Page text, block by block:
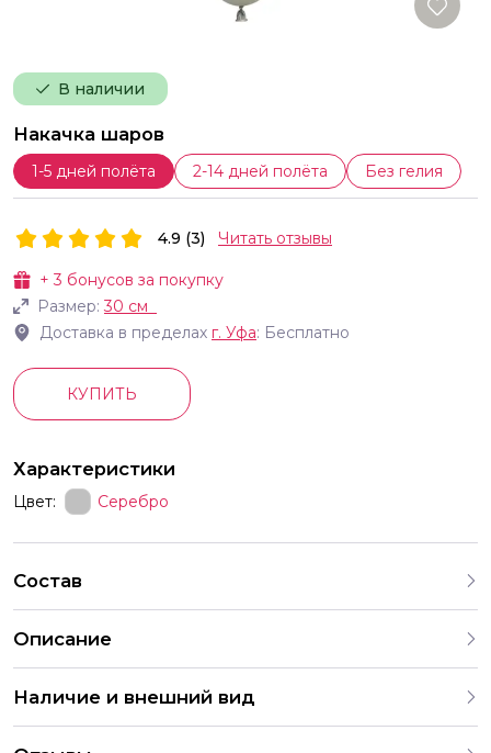
В наличии
Накачка шаров
1-5 дней полёта 2-14 дней полёта Без гелия
+3 бонусов за покупку
Размер:30 см
Доставка в пределах г. Уфа: Бесплатно
4.9 (3) Читать отзывы
КУПИТЬ
Характеристики
Цвет: Серебро
Состав
Описание
Наличие и внешний вид